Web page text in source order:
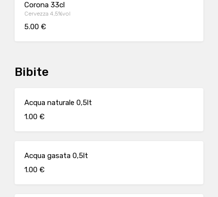
Corona 33cl
Cervezza 4,5%vol
5.00 €
Bibite
Acqua naturale 0,5lt
1.00 €
Acqua gasata 0,5lt
1.00 €